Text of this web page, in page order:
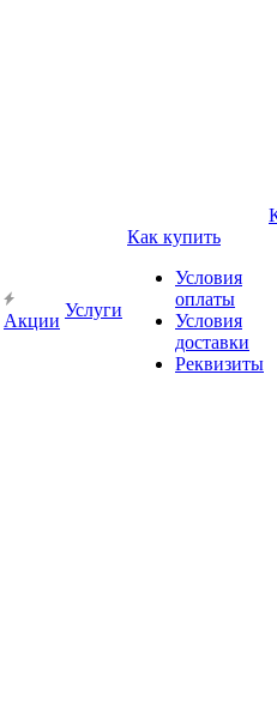
Акции
Услуги
Как купить
Условия
оплаты
Условия
доставки
Реквизиты